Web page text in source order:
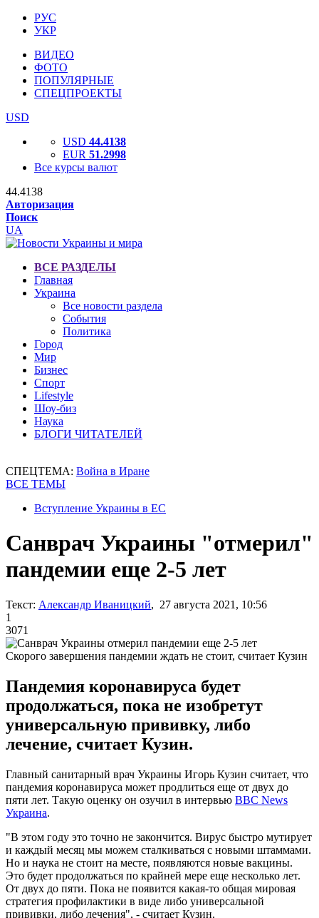
РУС
УКР
ВИДЕО
ФОТО
ПОПУЛЯРНЫЕ
СПЕЦПРОЕКТЫ
USD
USD 44.4138
EUR 51.2998
Все курсы валют
44.4138
Авторизация
Поиск
UA
ВСЕ РАЗДЕЛЫ
Главная
Украина
Все новости раздела
События
Политика
Город
Мир
Бизнес
Спорт
Lifestyle
Шоу-биз
Наука
БЛОГИ ЧИТАТЕЛЕЙ
СПЕЦТЕМА: Война в Иране
ВСЕ ТЕМЫ
Вступление Украины в ЕС
Санврач Украины "отмерил"
пандемии еще 2-5 лет
Текст: Александр Иваницкий, 27 августа 2021, 10:56
1
3071
Скорого завершения пандемии ждать не стоит, считает Кузин
Пандемия коронавируса будет
продолжаться, пока не изобретут
универсальную прививку, либо
лечение, считает Кузин.
Главный санитарный врач Украины Игорь Кузин считает, что
пандемия коронавируса может продлиться еще от двух до
пяти лет. Такую оценку он озучил в интервью BBC News
Украина.
"В этом году это точно не закончится. Вирус быстро мутирует
и каждый месяц мы можем сталкиваться с новыми штаммами.
Но и наука не стоит на месте, появляются новые вакцины.
Это будет продолжаться по крайней мере еще несколько лет.
От двух до пяти. Пока не появится какая-то общая мировая
стратегия профилактики в виде либо универсальной
прививки, либо лечения", - считает Кузин.